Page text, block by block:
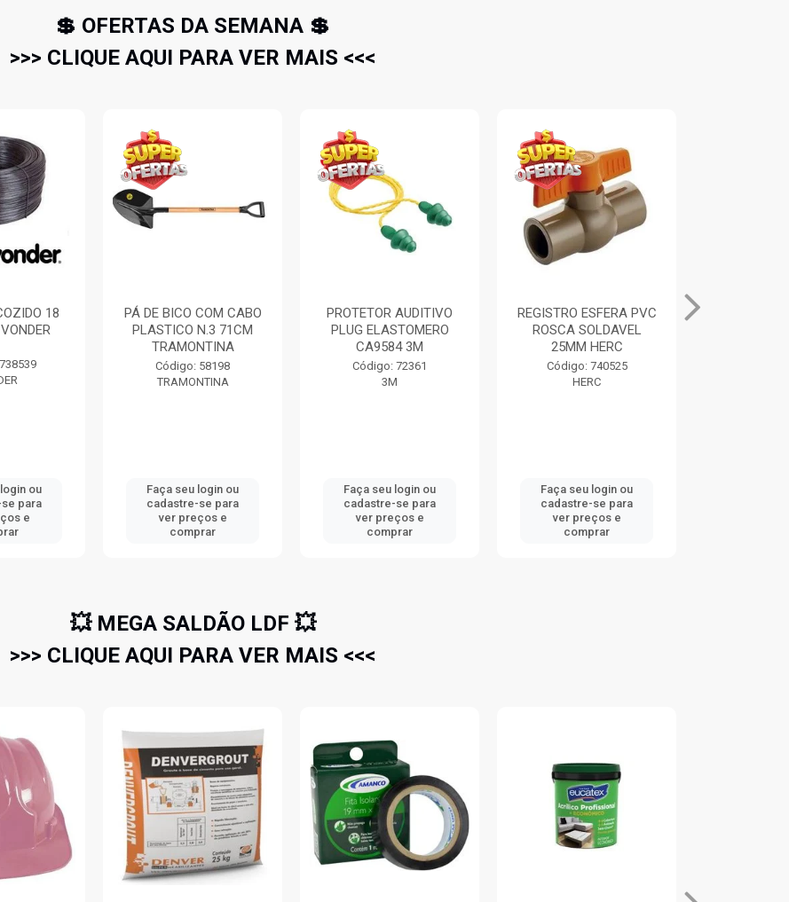
💲 OFERTAS DA SEMANA 💲
>>> CLIQUE AQUI PARA VER MAIS <<<
18
ou
para
e
PÁ DE BICO COM CABO
PLASTICO N.3 71CM
TRAMONTINA
Código: 58198
TRAMONTINA
Faça seu login ou
cadastre-se para
ver preços e
comprar
PROTETOR AUDITIVO
PLUG ELASTOMERO
CA9584 3M
Código: 72361
3M
Faça seu login ou
cadastre-se para
ver preços e
comprar
REGISTRO ESFERA PVC
ROSCA SOLDAVEL
25MM HERC
Código: 740525
HERC
Faça seu login ou
cadastre-se para
ver preços e
comprar
💥 MEGA SALDÃO LDF 💥
>>> CLIQUE AQUI PARA VER MAIS <<<